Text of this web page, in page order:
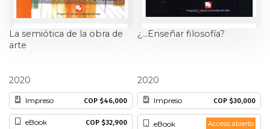
La semiótica de la obra de
arte
2020
Impreso COP $46,000
eBook COP $32,900
¿…Enseñar filosofía?
2020
Impreso COP $30,000
eBook Acceso abierto